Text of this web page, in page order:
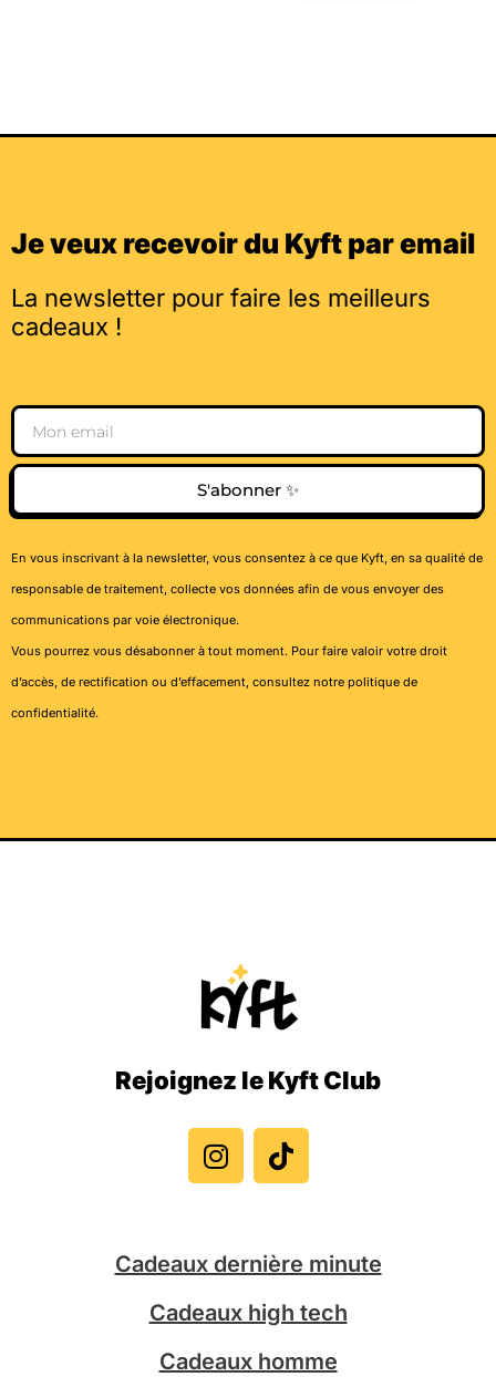
Je veux recevoir du Kyft par email
La newsletter pour faire les meilleurs
cadeaux !
Email
S'abonner ✨
En vous inscrivant à la newsletter, vous consentez à ce que Kyft, en sa qualité de
responsable de traitement, collecte vos données afin de vous envoyer des
communications par voie électronique.
Vous pourrez vous désabonner à tout moment. Pour faire valoir votre droit
d’accès, de rectification ou d’effacement, consultez notre politique de
confidentialité.
Rejoignez le Kyft Club
n
s
t
r
a
m
i
k
t
Cadeaux dernière minute
Cadeaux high tech
Cadeaux homme